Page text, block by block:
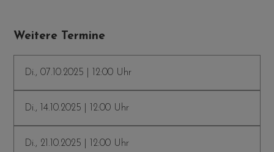
Weitere Termine
Di., 07.10.2025 | 12:00 Uhr
Di., 14.10.2025 | 12:00 Uhr
Di., 21.10.2025 | 12:00 Uhr